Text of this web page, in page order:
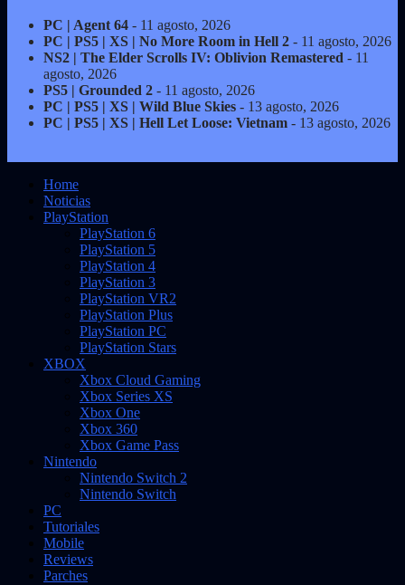
PC | Agent 64 - 11 agosto, 2026
PC | PS5 | XS | No More Room in Hell 2 - 11 agosto, 2026
NS2 | The Elder Scrolls IV: Oblivion Remastered - 11
agosto, 2026
PS5 | Grounded 2 - 11 agosto, 2026
PC | PS5 | XS | Wild Blue Skies - 13 agosto, 2026
PC | PS5 | XS | Hell Let Loose: Vietnam - 13 agosto, 2026
Home
Noticias
PlayStation
PlayStation 6
PlayStation 5
PlayStation 4
PlayStation 3
PlayStation VR2
PlayStation Plus
PlayStation PC
PlayStation Stars
XBOX
Xbox Cloud Gaming
Xbox Series XS
Xbox One
Xbox 360
Xbox Game Pass
Nintendo
Nintendo Switch 2
Nintendo Switch
PC
Tutoriales
Mobile
Reviews
Parches